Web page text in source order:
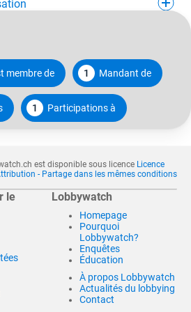
membre de 1 Mandant de
1 Participations à
est disponible sous licence Licence
- Partage dans les mêmes conditions
le
Lobbywatch
Homepage
Pourquoi
Lobbywatch?
Enquêtes
Éducation
À propos Lobbywatch
Actualités du lobbying
Contact